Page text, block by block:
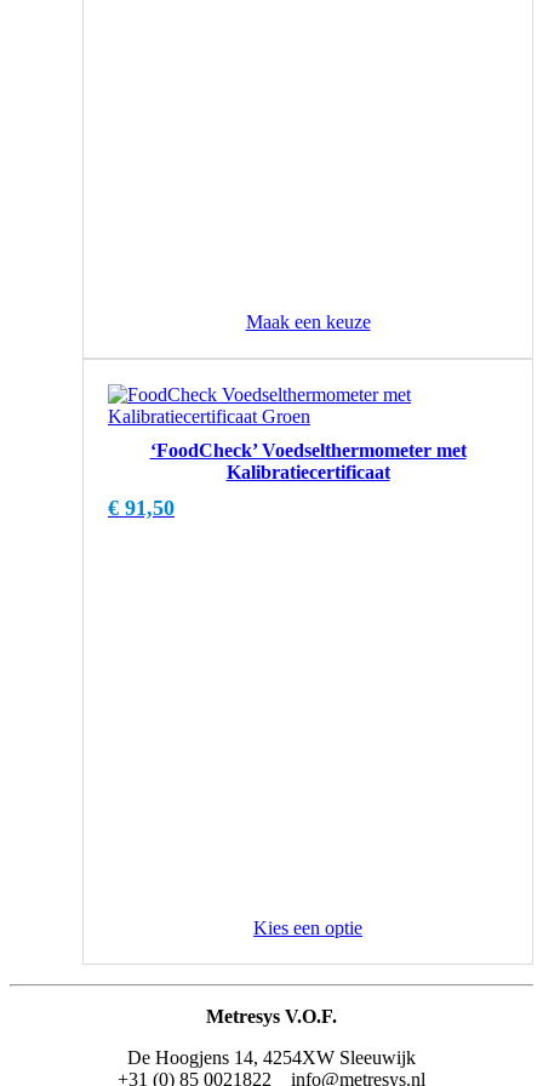
Maak een keuze
‘FoodCheck’ Voedselthermometer met
Kalibratiecertificaat
€ 91,50
Kies een optie
Metresys V.O.F.
De Hoogjens 14, 4254XW Sleeuwijk
+31 (0) 85 0021822 info@metresys.nl